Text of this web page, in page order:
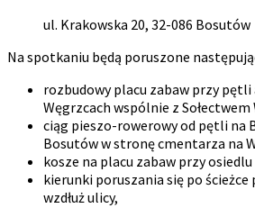
ul. Krakowska 20, 32-086 Bosutów
Na spotkaniu będą poruszone
rozbudowy placu zabaw przy
Węgrzcach wspólnie z Sołectwem
ciąg pieszo-rowerowy od pętli na
Bosutów w stronę cmentarza na
kosze na placu zabaw przy
kierunki poruszania się po
wzdłuż ulicy,